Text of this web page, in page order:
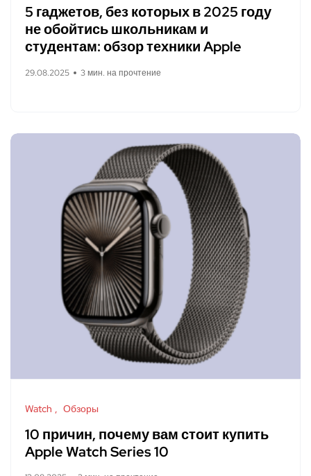
5 гаджетов, без которых в 2025 году
не обойтись школьникам и
студентам: обзор техники Apple
29.08.2025 3 мин. на прочтение
Watch Обзоры
10 причин, почему вам стоит купить
Apple Watch Series 10